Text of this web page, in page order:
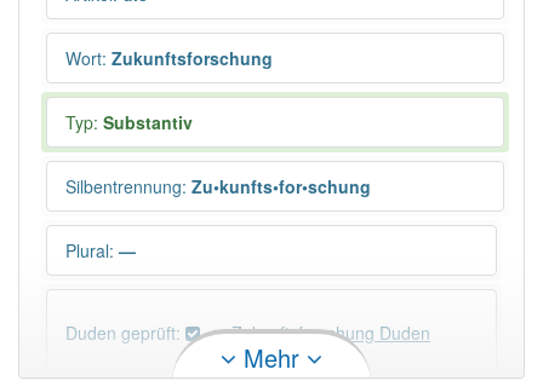
Wort: Zukunftsforschung
Typ: Substantiv
Silbentrennung: Zu•kunfts•for•schung
Plural: —
Duden geprüft: Zukunftsforschung Duden
Mehr